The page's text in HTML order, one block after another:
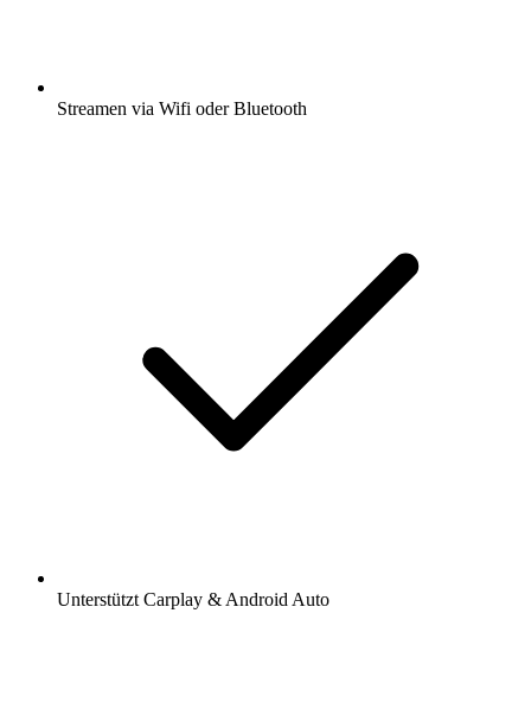
Streamen via Wifi oder Bluetooth
Unterstützt Carplay & Android Auto